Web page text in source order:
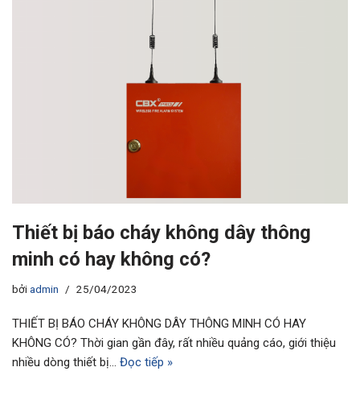
Thiết bị báo cháy không dây thông
minh có hay không có?
bởiadmin 25/04/2023
THIẾT BỊ BÁO CHÁY KHÔNG DÂY THÔNG MINH CÓ HAY
KHÔNG CÓ? Thời gian gần đây, rất nhiều quảng cáo, giới thiệu
nhiều dòng thiết bị… Đọc tiếp »